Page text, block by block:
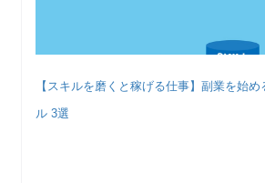
【スキルを磨くと稼げる仕事】副業を始
ル 3選